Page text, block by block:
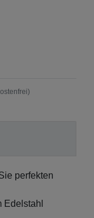
perfekten